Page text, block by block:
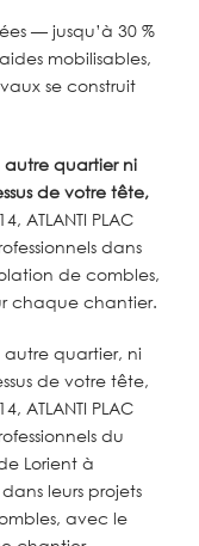
— jusqu’à 30 %
mobilisables,
se construit
autre quartier ni
de votre tête,
ATLANTI PLAC
dans
de combles,
chaque chantier.
autre quartier, ni
de votre tête,
ATLANTI PLAC
du
Lorient à
leurs projets
avec le